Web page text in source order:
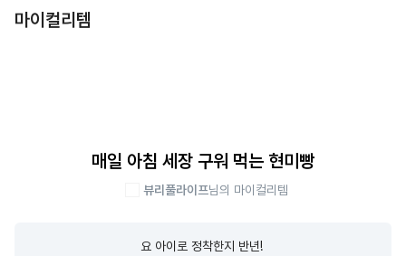
마이컬리템
매일 아침 세장 구워 먹는 현미빵
뷰리풀라이프님의 마이컬리템
요 아이로 정착한지 반년!